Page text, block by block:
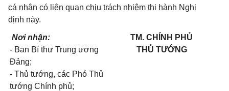
cá nhân có liên quan chịu trách nhiệm thi hành Nghị
định này.
Nơi nhận:
- Ban Bí thư Trung ương
Đảng;
- Thủ tướng, các Phó Thủ
tướng Chính phủ;
TM. CHÍNH PHỦ
THỦ TƯỚNG